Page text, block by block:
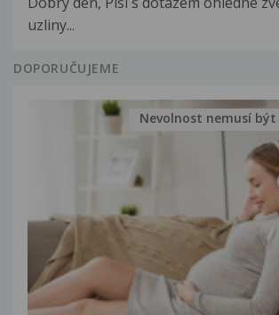
uzliny...
DOPORUČUJEME
Nevolnost nemusí